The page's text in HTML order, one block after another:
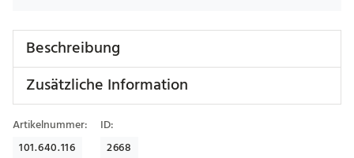
Beschreibung
Zusätzliche Information
Artikelnummer:
101.640.116
ID:
2668